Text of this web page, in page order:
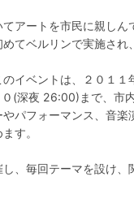
アートを市民に親し
てベルリンで実施さ
イベントは、２０１
(深夜 26:00)まで、市
パフォーマンス、音
す。
、毎回テーマを設け